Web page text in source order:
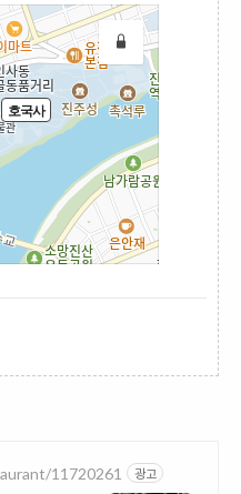
11720261 광고